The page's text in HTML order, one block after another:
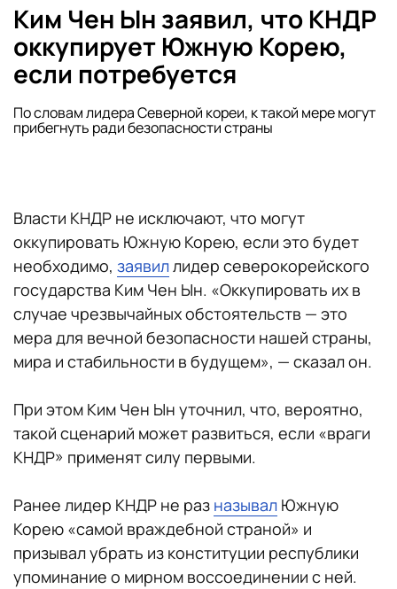
Ким Чен Ын заявил, что КНДР
оккупирует Южную Корею,
если потребуется
По словам лидера Северной кореи, к такой мере могут
прибегнуть ради безопасности страны
Власти КНДР не исключают, что могут
оккупировать Южную Корею, если это будет
необходимо, заявиллидер северокорейского
государства Ким Чен Ын. «Оккупировать их в
случае чрезвычайных обстоятельств — это
мера для вечной безопасности нашей страны,
мира и стабильности в будущем», — сказал он.
При этом Ким Чен Ын уточнил, что, вероятно,
такой сценарий может развиться, если «враги
КНДР» применят силу первыми.
Ранее лидер КНДР не раз называл Южную
Корею «самой враждебной страной» и
призывал убрать из конституции республики
упоминание о мирном воссоединении с ней.